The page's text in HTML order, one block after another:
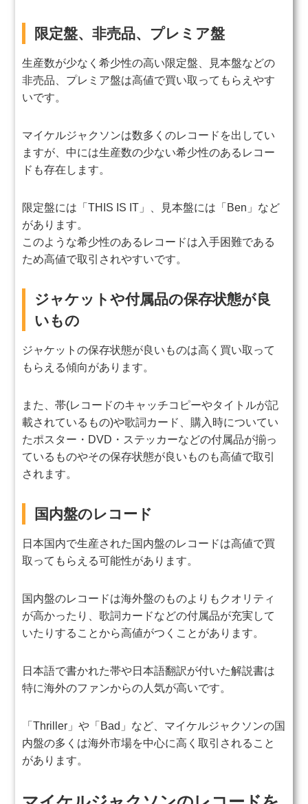
限定盤、非売品、プレミア盤
生産数が少なく希少性の高い限定盤、見本盤などの
非売品、プレミア盤は高値で買い取ってもらえやす
いです。
マイケルジャクソンは数多くのレコードを出してい
ますが、中には生産数の少ない希少性のあるレコー
ドも存在します。
限定盤には「THIS IS IT」、見本盤には「Ben」など
があります。
このような希少性のあるレコードは入手困難である
ため高値で取引されやすいです。
ジャケットや付属品の保存状態が良
いもの
ジャケットの保存状態が良いものは高く買い取って
もらえる傾向があります。
また、帯(レコードのキャッチコピーやタイトルが記
載されているもの)や歌詞カード、購入時についてい
たポスター・DVD・ステッカーなどの付属品が揃っ
ているものやその保存状態が良いものも高値で取引
されます。
国内盤のレコード
日本国内で生産された国内盤のレコードは高値で買
取ってもらえる可能性があります。
国内盤のレコードは海外盤のものよりもクオリティ
が高かったり、歌詞カードなどの付属品が充実して
いたりすることから高値がつくことがあります。
日本語で書かれた帯や日本語翻訳が付いた解説書は
特に海外のファンからの人気が高いです。
「Thriller」や「Bad」など、マイケルジャクソンの国
内盤の多くは海外市場を中心に高く取引されること
があります。